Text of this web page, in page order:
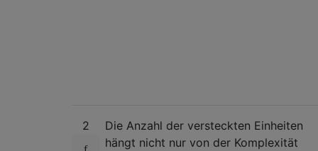
2
Die Anzahl der versteckten Einheiten
hängt nicht nur von der Komplexität